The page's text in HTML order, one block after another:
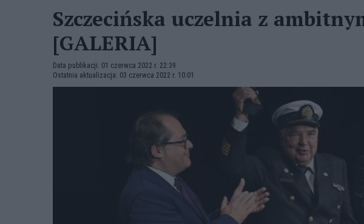
Szczecińska uczelnia z
[GALERIA]
Data publikacji: 01 czerwca 2022 r. 22:39
Ostatnia aktualizacja: 03 czerwca 2022 r. 10:01